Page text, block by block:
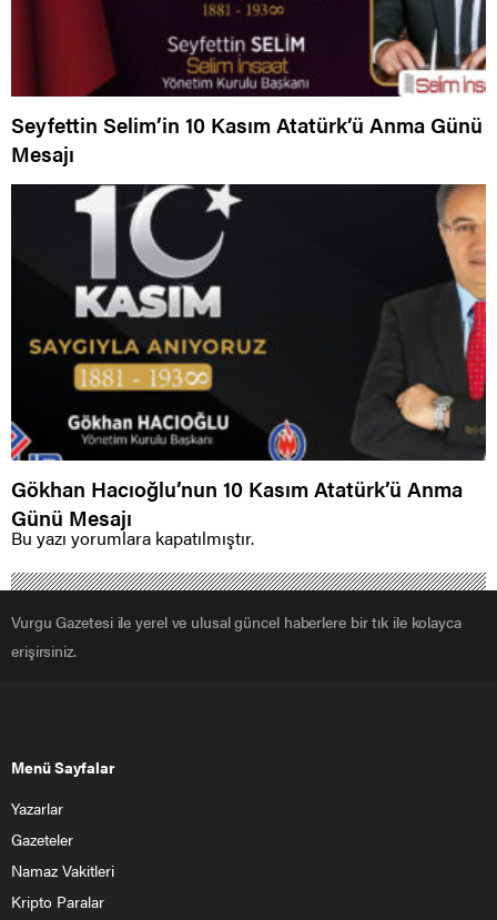
Seyfettin Selim’in 10 Kasım Atatürk’ü Anma Günü
Mesajı
Gökhan Hacıoğlu’nun 10 Kasım Atatürk’ü Anma
Günü Mesajı
Bu yazı yorumlara kapatılmıştır.
Vurgu Gazetesi ile yerel ve ulusal güncel haberlere bir tık ile kolayca
erişirsiniz.
Menü Sayfalar
Yazarlar
Gazeteler
Namaz Vakitleri
Kripto Paralar